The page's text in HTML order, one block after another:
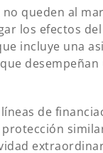
queden al
los efectos
incluye una
desempeñan
de